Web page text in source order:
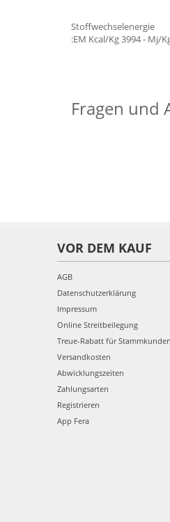
Stoffwechselenergie
:EM Kcal/Kg 3994 - Mj/
Fragen und
VOR DEM KAUF
AGB
Datenschutzerklärung
Impressum
Online Streitbeilegung
Treue-Rabatt für Stammkunden
Versandkosten
Abwicklungszeiten
Zahlungsarten
Registrieren
App Fera